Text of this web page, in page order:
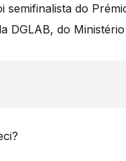
do
DGLAB, do